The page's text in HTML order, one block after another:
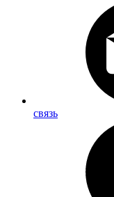
связь